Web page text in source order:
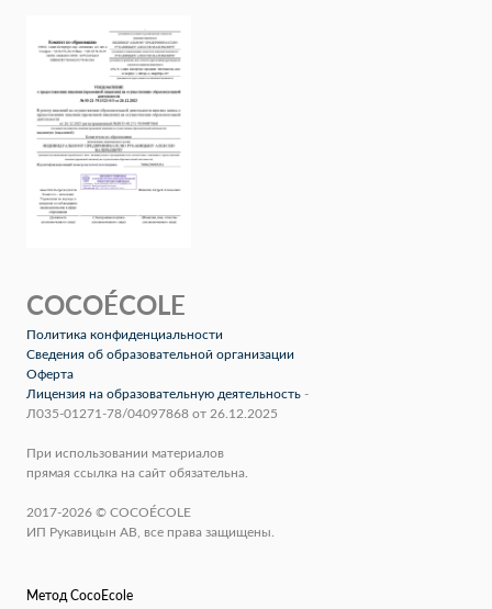
COCOÉCOLE
Политика конфиденциальности
Сведения об образовательной организации
Оферта
Лицензия на образовательную деятельность -
Л035-01271-78/04097868 от 26.12.2025
При использовании материалов
прямая ссылка на сайт обязательна.
2017-2026 © COCOÉCOLE
ИП Рукавицын АВ, все права защищены.
Метод CocoEcole